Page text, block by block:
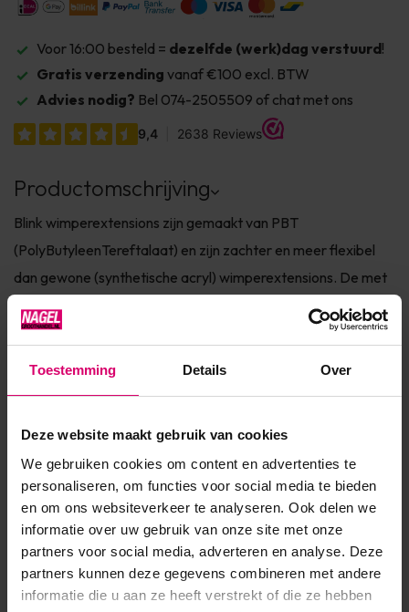
Toestemming Details Over
Deze website maakt gebruik van cookies
We gebruiken cookies om content en advertenties te
personaliseren, om functies voor social media te bieden
en om ons websiteverkeer te analyseren. Ook delen we
informatie over uw gebruik van onze site met onze
partners voor social media, adverteren en analyse. Deze
partners kunnen deze gegevens combineren met andere
informatie die u aan ze heeft verstrekt of die ze hebben
Voor 16:00 besteld = dezelfde (werk)dag verstuurd!
Gratis verzending vanaf €100 excl. BTW
Advies nodig? Bel 074-2505509 of chat met ons
Productomschrijving
Blink wimperextensions zijn gemaakt van PBT
(PolyButyleenTereftalaat) en zijn zachter en meer flexibel
dan gewone (synthetische acryl) wimperextensions. De met
de hand geproduceerde extensions zijn nauwelijks van
natuurlijke wimpers te onderscheiden, van superieure
Product specificaties
Artikelnummer 8150
SKU 499992